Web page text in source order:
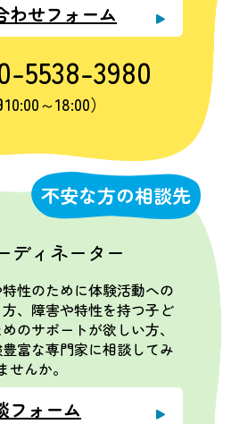
わせフォーム
5538-3980
10:00～18:00）
不安な方の相談先
ディネーター
性のために体験活動への
、障害や特性を持つ子ど
のサポートが欲しい方、
富な専門家に相談してみ
せんか。
フォーム